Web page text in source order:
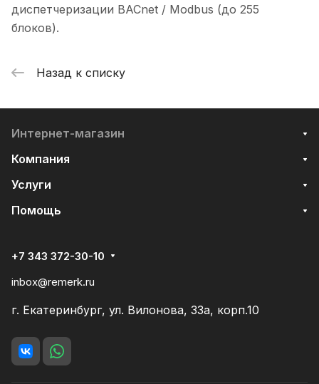
диспетчеризации BACnet / Modbus (до 255
блоков).
Назад к списку
Интернет-магазин
Компания
Услуги
Помощь
+7 343 372-30-10
inbox@remerk.ru
г. Екатеринбург, ул. Вилонова, 33а, корп.10